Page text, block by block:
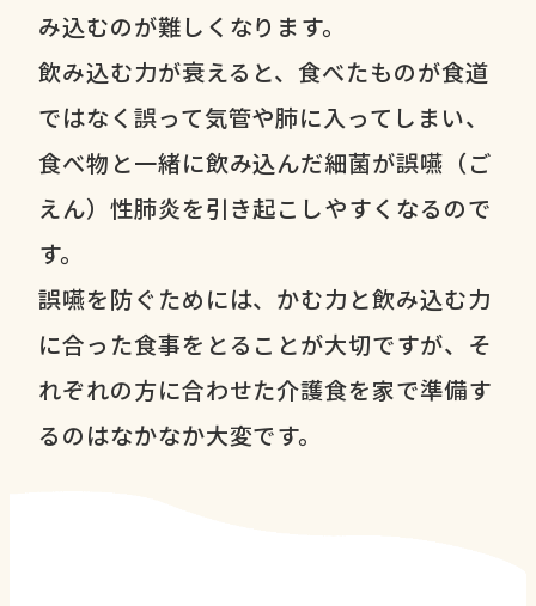
み込むのが難しくなります。
飲み込む力が衰えると、食べたものが食道
ではなく誤って気管や肺に入ってしまい、
食べ物と一緒に飲み込んだ細菌が誤嚥（ご
えん）性肺炎を引き起こしやすくなるので
す。
誤嚥を防ぐためには、かむ力と飲み込む力
に合った食事をとることが大切ですが、そ
れぞれの方に合わせた介護食を家で準備す
るのはなかなか大変です。